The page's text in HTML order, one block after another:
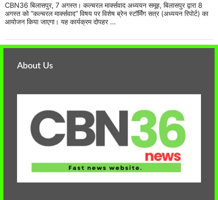
CBN36 बिलासपुर, 7 अगस्त। कल्चरल मार्क्सवाद अध्ययन समूह, बिलासपुर द्वारा 8
अगस्त को “कल्चरल मार्क्सवाद” विषय पर विशेष ब्रेन स्टॉर्मिंग सत्र (अध्ययन रिपोर्ट) का
आयोजन किया जाएगा। यह कार्यक्रम दोपहर ...
About Us